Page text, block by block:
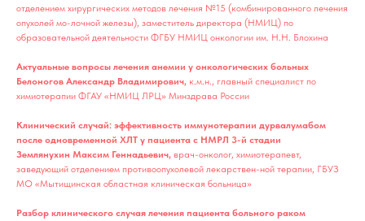
отделением хирургических методов лечения №15 (комбинированного лечения
опухолей мо-лочной железы), заместитель директора (НМИЦ) по
образовательной деятельности ФГБУ НМИЦ онкологии им. Н.Н. Блохина
Актуальные вопросы лечения анемии у онкологических больных
Белоногов Александр Владимирович, к.м.н., главный специалист по
химиотерапии ФГАУ «НМИЦ ЛРЦ» Минздрава России
Клинический случай: эффективность иммунотерапии дурвалумабом
после одновременной ХЛТ у пациента с НМРЛ 3-й стадии
Землянухин Максим Геннадьевич, врач-онколог, химиотерапевт,
заведующий отделением противоопухолевой лекарствен-ной терапии, ГБУЗ
МО «Мытищинская областная клиническая больница»
Разбор клинического случая лечения пациента больного раком